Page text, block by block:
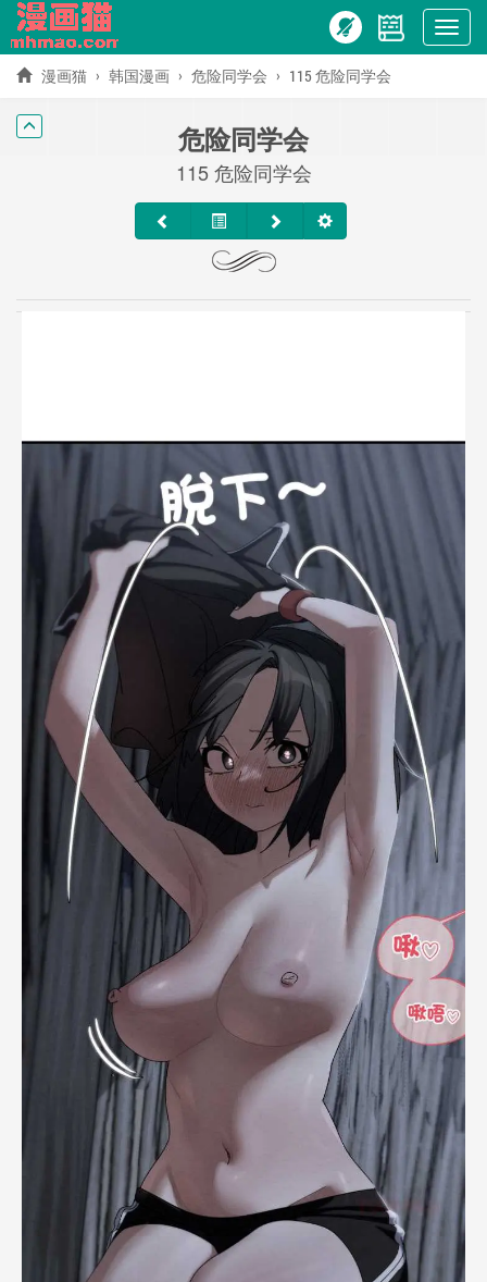
Show
menu
漫画猫 韩国漫画 危险同学会 115 危险同学会
危险同学会
115 危险同学会